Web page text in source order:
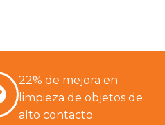
22% de mejora en
limpieza de objetos de
alto contacto.